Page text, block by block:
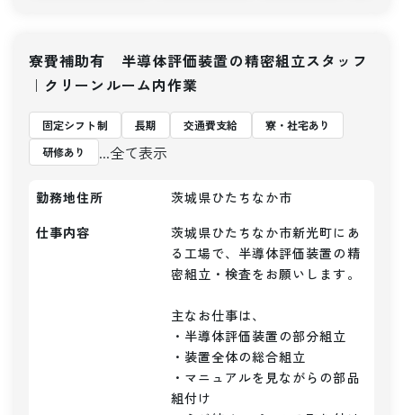
寮費補助有 半導体評価装置の精密組立スタッフ
｜クリーンルーム内作業
固定シフト制 長期 交通費支給
寮・社宅あり
研修あり
...全て表示
勤務地住所
茨城県ひたちなか市
仕事内容
茨城県ひたちなか市新光町にあ
る工場で、半導体評価装置の精
密組立・検査をお願いします。
主なお仕事は、
・半導体評価装置の部分組立
・装置全体の総合組立
・マニュアルを見ながらの部品
組付け